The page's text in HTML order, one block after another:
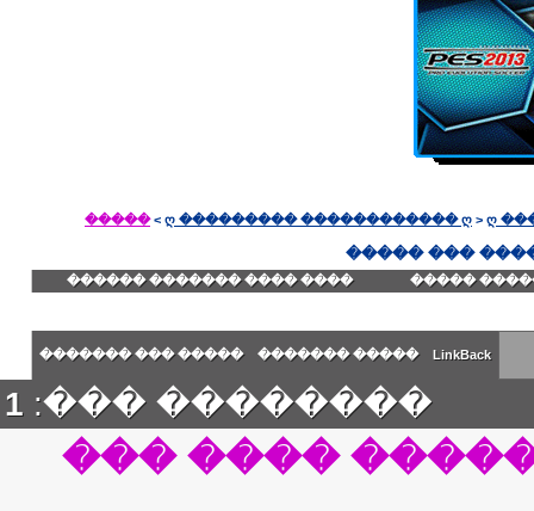
ღ ��������� ������������ ღ > ღ
>
�����
�������
���� ���� ������� ������
LinkBack
����� �������
����� ��� �������
�������� ���:
1
����� ����